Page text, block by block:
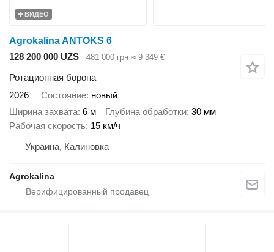
ВИДЕО
Agrokalina ANTOKS 6
128 200 000 UZS
481 000 грн ≈ 9 349 €
Ротационная борона
2026
Состояние новый
Ширина захвата 6 м Глубина обработки 30 мм
Рабочая скорость 15 км/ч
Украина, Калиновка
Agrokalina